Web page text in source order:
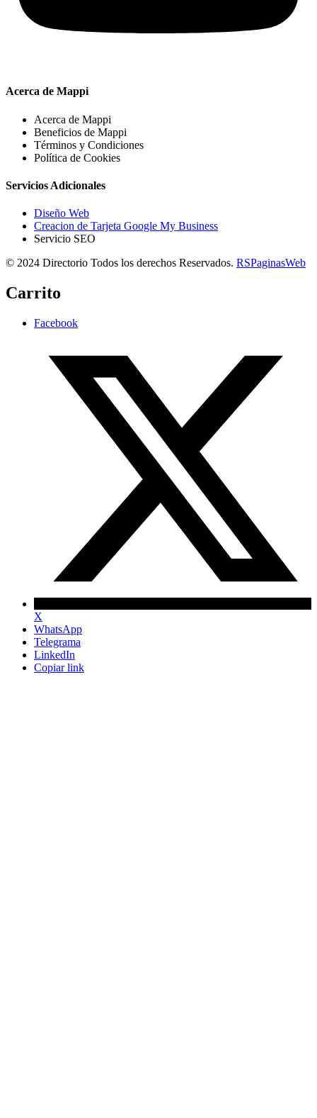
Acerca de Mappi
Acerca de Mappi
Beneficios de Mappi
Términos y Condiciones
Política de Cookies
Servicios Adicionales
Diseño Web
Creacion de Tarjeta Google My Business
Servicio SEO
© 2024 Directorio Todos los derechos Reservados. RSPaginasWeb
Carrito
Facebook
X
WhatsApp
Telegrama
LinkedIn
Copiar link